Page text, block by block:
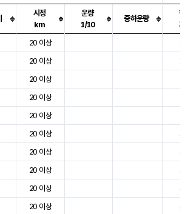
점, 날씨, 기온, 강수, 바람, 기압등을 안내한 표입
시정
km
운량
1/10
중하운량
20 이상
20 이상
20 이상
20 이상
20 이상
20 이상
20 이상
20 이상
20 이상
20 이상